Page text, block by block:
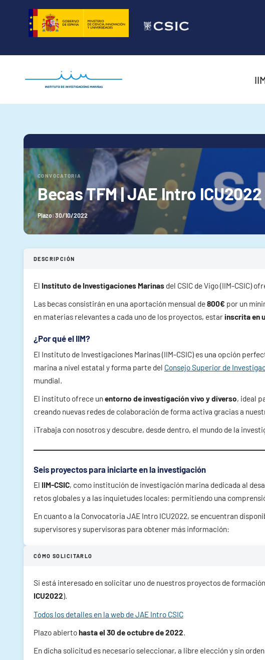
Saltar
contenido
CONVOCATORIA
Becas TFM | JAE Intro ICU2022
Plazo: 30/10/2022
DESCRIPCIÓN
El Instituto de Investigaciones Marinas del CSIC de Vigo (IIM-CSIC)
Las becas consistirán en una aportación mensual de800€ por un
en materias relevantes a cada uno de los proyectos, estarinscrita en
¿Por qué el IIM?
El Instituto de Investigaciones Marinas (IIM-CSIC) es una opción
marina a nivel estatal y forma parte del Consejo Superior de
mundial.
El instituto ofrece unentorno de investigación vivo y diverso, ideal
creando nuevas redes de colaboración de forma activa gracias a
¡Trabaja con nosotros y descubre, desde dentro, el mundo de la
Seis proyectos para iniciarte en la investigación
El IIM-CSIC, como institución de investigación marina dedicada al
retos globales y a las inquietudes locales: permitiendo una
En cuanto a la Convocatoria JAE Intro ICU2022, se encuentran
supervisores y supervisoras para obtener más información:
CÓMO SOLICITARLO
Si está interesado en solicitar uno de nuestros proyectos de
ICU2022).
Todos los detalles en la web de JAE Intro CSIC
Plazo abiertohasta el 30 de octubre de 2022
En dicha solicitud es necesario seleccionar, a libre elección y sin